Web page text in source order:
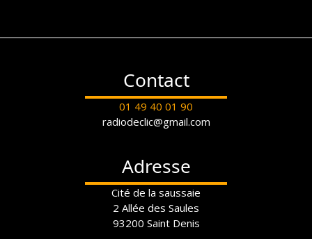
Contact
01 49 40 01 90
radiodeclic@gmail.com
Adresse
Cité de la saussaie
2 Allée des Saules
93200 Saint Denis